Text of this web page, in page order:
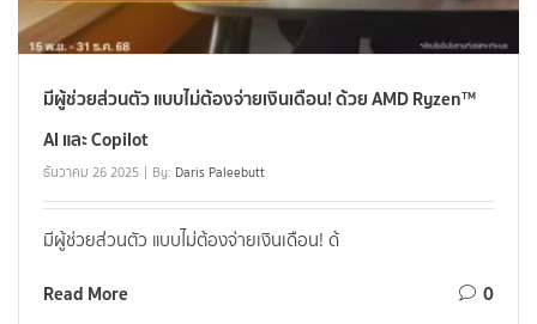
มีผู้ช่วยส่วนตัว แบบไม่ต้องจ่ายเงินเดือน! ด้วย AMD Ryzen™
AI และ Copilot
ธันวาคม 26 2025 By: Daris Paleebutt
มีผู้ช่วยส่วนตัว แบบไม่ต้องจ่ายเงินเดือน! ด้
Read More 0